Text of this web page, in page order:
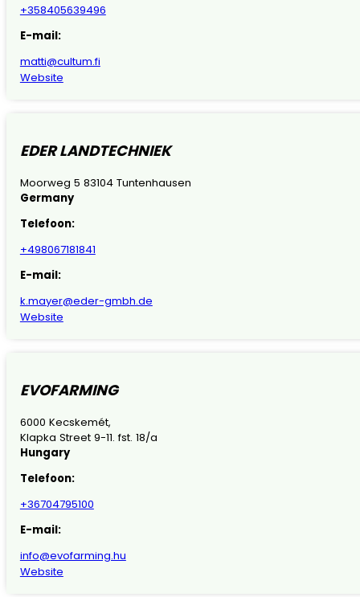
+358405639496
E-mail:
matti@cultum.fi
Website
EDER LANDTECHNIEK
Moorweg 5 83104 Tuntenhausen
Germany
Telefoon:
+498067181841
E-mail:
k.mayer@eder-gmbh.de
Website
EVOFARMING
6000 Kecskemét,
Klapka Street 9-11. fst. 18/a
Hungary
Telefoon:
+36704795100
E-mail:
info@evofarming.hu
Website